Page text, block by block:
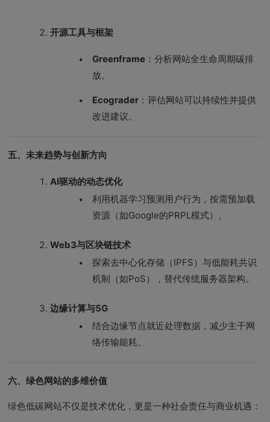
开源工具与框架
Greenframe ：分析网站全生命周期碳排
放。
Ecograder ：评估网站可以持续性并提供
改进建议。
五、未来趋势与创新方向
AI驱动的动态优化
利用机器学习预测用户行为，按需预加载
资源（如Google的PRPL模式）。
Web3与区块链技术
探索去中心化存储（IPFS）与低能耗共识
机制（如PoS），替代传统服务器架构。
边缘计算与5G
结合边缘节点就近处理数据，减少主干网
络传输能耗。
六、绿色网站的多维价值
绿色低碳网站不仅是技术优化，更是一种社会责任与商业机遇：